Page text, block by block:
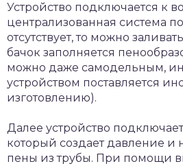
Устройство подключается к
централизованная система
отсутствует, то можно
бачок заполняется
можно даже самодельным,
устройством поставляется
изготовлению).
Далее устройство
который создает давление и
пены из трубы. При помощи